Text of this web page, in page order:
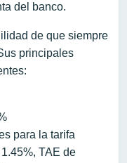
del banco.
de que siempre
principales
para la tarifa
TAE de